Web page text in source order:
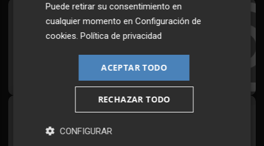
Suscríbete al Boletín
Todos los días a primera hora en tu email
¡Quiero suscribirme!
Plaza Podcast, desde cualquier medio
Puede retirar su consentimiento en
cualquier momento enConfiguración de
cookies .Política de privacidad
ACEPTAR TODO
RECHAZAR TODO
CONFIGURAR